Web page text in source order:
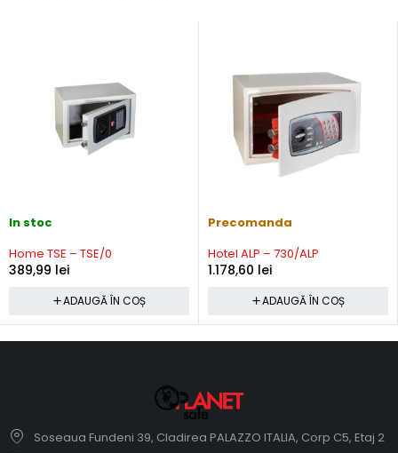
In stoc
Home TSE – TSE/0
389,99 lei
ADAUGĂ ÎN COȘ
Precomanda
Hotel ALP – 730/ALP
1.178,60 lei
ADAUGĂ ÎN COȘ
Soseaua Fundeni 39, Cladirea PALAZZO ITALIA, Corp C5, Etaj 2